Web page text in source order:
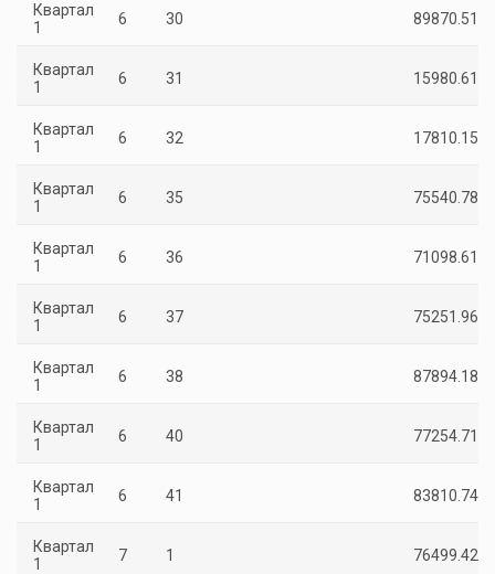
Квартал
1
6 30 89870.51
Квартал
1
6 31 15980.61
Квартал
1
6 32 17810.15
Квартал
1
6 35 75540.78
Квартал
1
6 36 71098.61
Квартал
1
6 37 75251.96
Квартал
1
6 38 87894.18
Квартал
1
6 40 77254.71
Квартал
1
6 41 83810.74
Квартал
1
7 1 76499.42